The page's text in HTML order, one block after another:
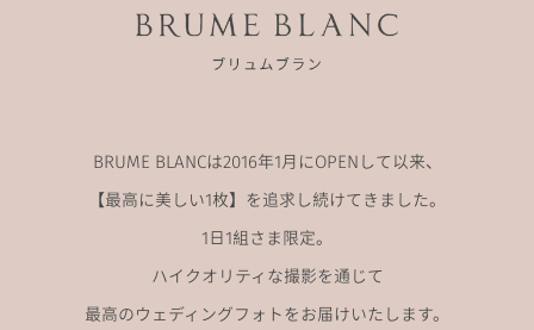
BRUME BLANCは2016年1月にOPENして以来、
【最高に美しい1枚】を追求し続けてきました。
1日1組さま限定。
ハイクオリティな撮影を通じて
最高のウェディングフォトをお届けいたします。